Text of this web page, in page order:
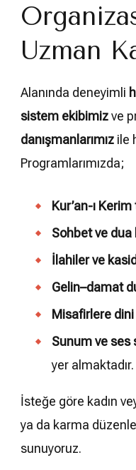
Uzman
Alanında deneyimli
sistem ekibimizve
danışmanlarımız ile
Programlarımızda;
Kur’an-ı
Sohbet ve
İlahiler ve
Gelin–damat
Misafirlere
Sunum ve
yer almaktadır.
İsteğe göre kadın
ya da karma
sunuyoruz.